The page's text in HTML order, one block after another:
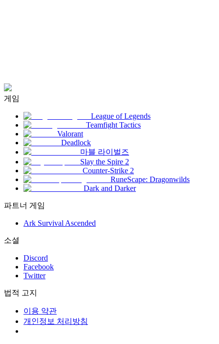
게임
League of Legends
Teamfight Tactics
Valorant
Deadlock
마블 라이벌즈
Slay the Spire 2
Counter-Strike 2
RuneScape: Dragonwilds
Dark and Darker
파트너 게임
Ark Survival Ascended
소셜
Discord
Facebook
Twitter
법적 고지
이용 약관
개인정보 처리방침